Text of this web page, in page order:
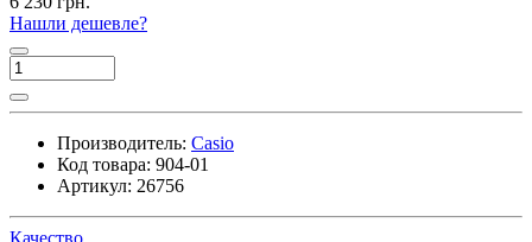
Нашли дешевле?
Производитель: Casio
Код товара: 904-01
Артикул: 26756
Качество